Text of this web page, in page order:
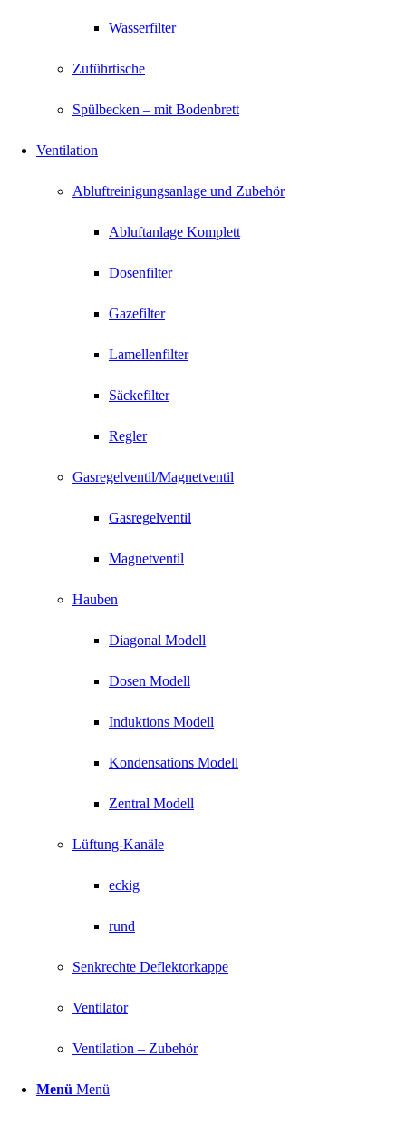
Wasserfilter
Zuführtische
Spülbecken – mit Bodenbrett
Ventilation
Abluftreinigungsanlage und Zubehör
Abluftanlage Komplett
Dosenfilter
Gazefilter
Lamellenfilter
Säckefilter
Regler
Gasregelventil/Magnetventil
Gasregelventil
Magnetventil
Hauben
Diagonal Modell
Dosen Modell
Induktions Modell
Kondensations Modell
Zentral Modell
Lüftung-Kanäle
eckig
rund
Senkrechte Deflektorkappe
Ventilator
Ventilation – Zubehör
Menü Menü